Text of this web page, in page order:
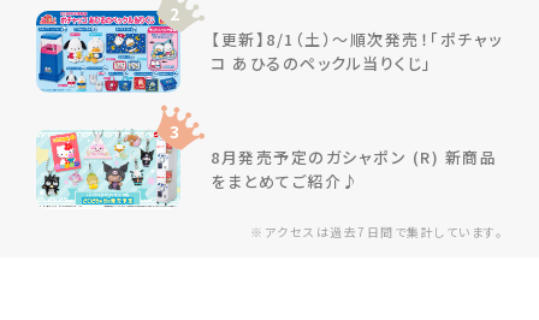
※アクセスは過去7日間で集計しています。
2
【更新】8/1（土）～順次発売！「ポチャッ
コ あひるのペックル当りくじ」
3
8月発売予定のガシャポン (R) 新商品
をまとめてご紹介♪